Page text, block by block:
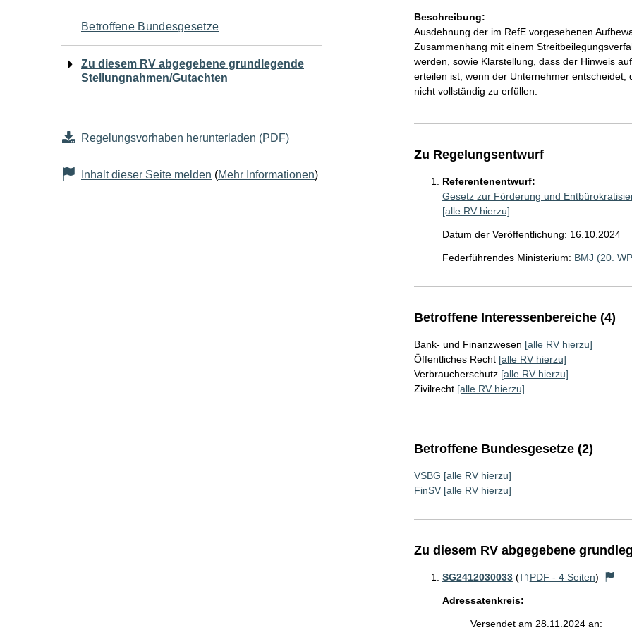
Betroffene Bundesgesetze
Zu diesem RV abgegebene grundlegende
Stellungnahmen/Gutachten
Regelungsvorhaben herunterladen (PDF)
Inhalt dieser Seite melden (Mehr Informationen)
Beschreibung:
Ausdehnung der im RefE vorgesehenen
Zusammenhang mit einem
werden, sowie Klarstellung, dass der Hinweis
erteilen ist, wenn der Unternehmer
nicht vollständig zu erfüllen.
Zu Regelungsentwurf
Referentenentwurf:
Gesetz zur Förderung und
[alle RV hierzu]
Datum der Veröffentlichung: 16.10.2024
Federführendes Ministerium: BMJ (20.
Betroffene Interessenbereiche (4)
Bank- und Finanzwesen [alle RV hierzu]
Öffentliches Recht [alle RV hierzu]
Verbraucherschutz [alle RV hierzu]
Zivilrecht [alle RV hierzu]
Betroffene Bundesgesetze (2)
VSBG [alle RV hierzu]
FinSV [alle RV hierzu]
Zu diesem RV abgegebene
SG2412030033 ( PDF - 4 Seiten)
Adressatenkreis:
Versendet am 28.11.2024 an: